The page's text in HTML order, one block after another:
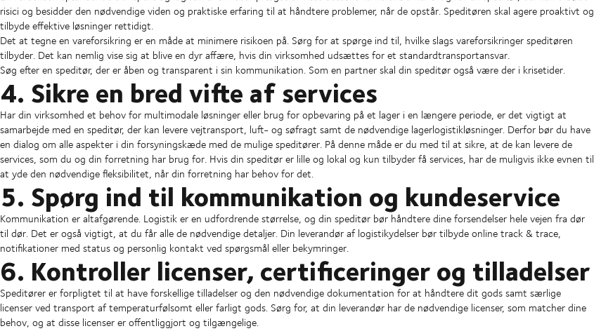
risici og besidder den nødvendige viden og praktiske erfaring til at håndtere problemer, når de opstår. Speditøren skal agere proaktivt og
tilbyde effektive løsninger rettidigt.
Det at tegne en vareforsikring er en måde at minimere risikoen på. Sørg for at spørge ind til, hvilke slags vareforsikringer speditøren
tilbyder. Det kan nemlig vise sig at blive en dyr affære, hvis din virksomhed udsættes for et standardtransportansvar.
Søg efter en speditør, der er åben og transparent i sin kommunikation. Som en partner skal din speditør også være der i krisetider.
4. Sikre en bred vifte af services
Har din virksomhed et behov for multimodale løsninger eller brug for opbevaring på et lager i en længere periode, er det vigtigt at
samarbejde med en speditør, der kan levere vejtransport, luft- og søfragt samt de nødvendige lagerlogistikløsninger. Derfor bør du have
en dialog om alle aspekter i din forsyningskæde med de mulige speditører. På denne måde er du med til at sikre, at de kan levere de
services, som du og din forretning har brug for. Hvis din speditør er lille og lokal og kun tilbyder få services, har de muligvis ikke evnen til
at yde den nødvendige fleksibilitet, når din forretning har behov for det.
5. Spørg ind til kommunikation og kundeservice
Kommunikation er altafgørende. Logistik er en udfordrende størrelse, og din speditør bør håndtere dine forsendelser hele vejen fra dør
til dør. Det er også vigtigt, at du får alle de nødvendige detaljer. Din leverandør af logistikydelser bør tilbyde online track & trace,
notifikationer med status og personlig kontakt ved spørgsmål eller bekymringer.
6. Kontroller licenser, certificeringer og tilladelser
Speditører er forpligtet til at have forskellige tilladelser og den nødvendige dokumentation for at håndtere dit gods samt særlige
licenser ved transport af temperaturfølsomt eller farligt gods. Sørg for, at din leverandør har de nødvendige licenser, som matcher dine
behov, og at disse licenser er offentliggjort og tilgængelige.